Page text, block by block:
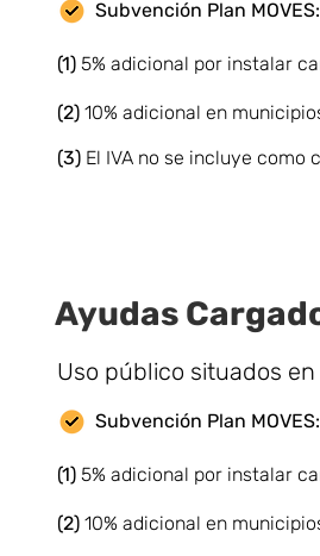
Subvención Plan MOVES:
(2) 10% adicional en
(1) 5% adicional por instalar
(3) El IVA no se incluye como
Ayudas
Uso público situados
Subvención Plan MOVES:
(2) 10% adicional en
(1) 5% adicional por instalar